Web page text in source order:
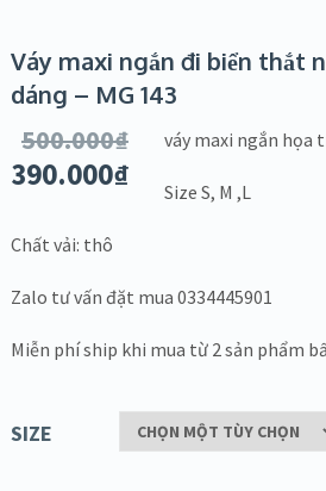
Váy maxi ngắn đi biển thắt
dáng – MG 143
500.000₫
390.000₫
váy maxi ngắn họa
Size S, M ,L
Chất vải: thô
Zalo tư vấn đặt mua 0334445901
Miễn phí ship khi mua từ 2 sản phẩm
SIZE